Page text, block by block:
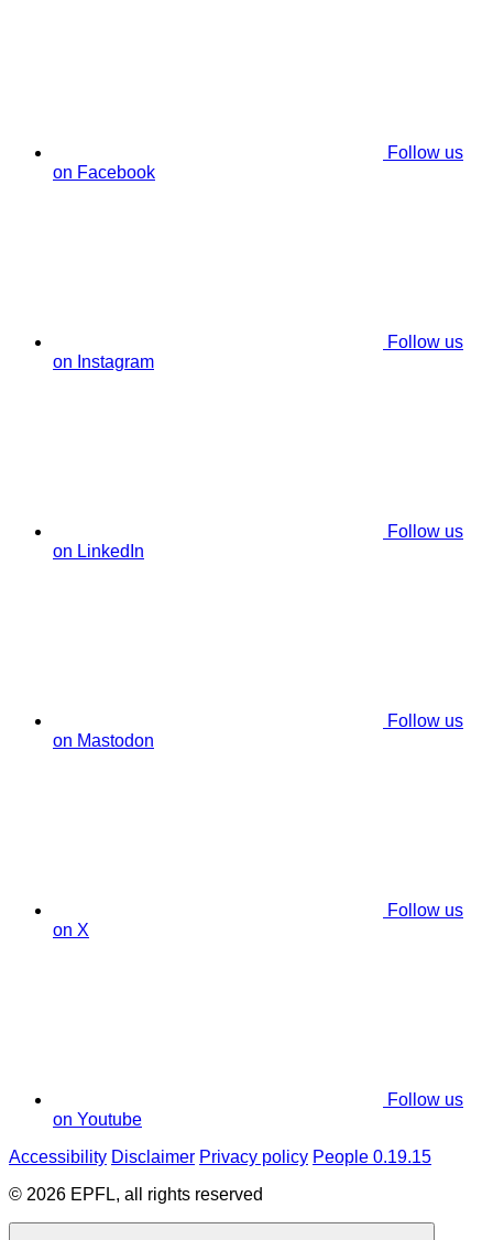
Follow us
on Facebook
Follow us
on Instagram
Follow us
on LinkedIn
Follow us
on Mastodon
Follow us
on X
Follow us
on Youtube
Accessibility Disclaimer Privacy policy People 0.19.15
© 2026 EPFL, all rights reserved